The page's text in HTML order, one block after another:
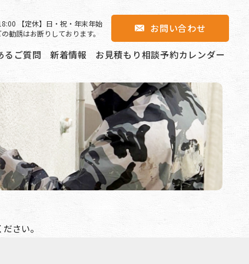
【定休】日・祝・年末年始
勧誘はお断りしております。
お問い合わせ
るご質問 新着情報 お見積もり相談予約カレンダー
さい。